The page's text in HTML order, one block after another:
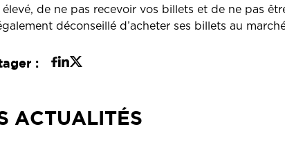
élevé, de ne pas recevoir vos billets et de ne pas
déconseillé d’acheter ses billets au
:
ACTUALITÉS